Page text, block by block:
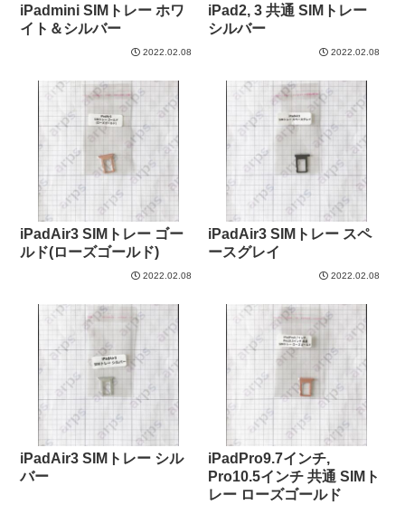
iPadmini SIMトレー ホワ
イト＆シルバー
2022.02.08
iPad2, 3 共通 SIMトレー
シルバー
2022.02.08
iPadAir3 SIMトレー ゴー
ルド(ローズゴールド)
2022.02.08
iPadAir3 SIMトレー スペ
ースグレイ
2022.02.08
iPadAir3 SIMトレー シル
バー
iPadPro9.7インチ,
Pro10.5インチ 共通 SIMト
レー ローズゴールド